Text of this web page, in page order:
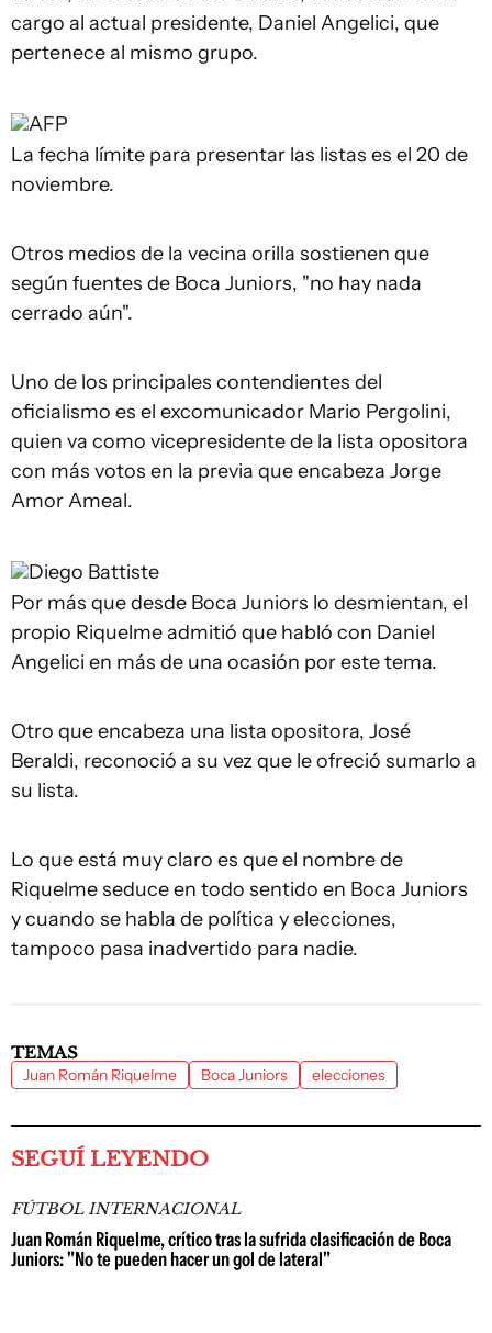
cargo al actual presidente, Daniel Angelici, que
pertenece al mismo grupo.
AFP
La fecha límite para presentar las listas es el 20 de
noviembre.
Otros medios de la vecina orilla sostienen que
según fuentes de Boca Juniors, "no hay nada
cerrado aún".
Uno de los principales contendientes del
oficialismo es el excomunicador Mario Pergolini,
quien va como vicepresidente de la lista opositora
con más votos en la previa que encabeza Jorge
Amor Ameal.
Diego Battiste
Por más que desde Boca Juniors lo desmientan, el
propio Riquelme admitió que habló con Daniel
Angelici en más de una ocasión por este tema.
Otro que encabeza una lista opositora, José
Beraldi, reconoció a su vez que le ofreció sumarlo a
su lista.
Lo que está muy claro es que el nombre de
Riquelme seduce en todo sentido en Boca Juniors
y cuando se habla de política y elecciones,
tampoco pasa inadvertido para nadie.
TEMAS
Juan Román Riquelme Boca Juniors elecciones
SEGUÍ LEYENDO
FÚTBOL INTERNACIONAL
Juan Román Riquelme, crítico tras la sufrida clasificación de Boca
Juniors: "No te pueden hacer un gol de lateral"